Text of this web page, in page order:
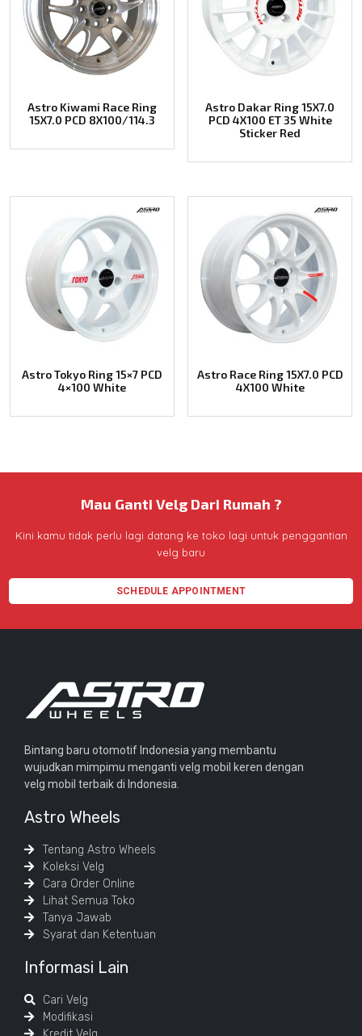
Astro Kiwami Race Ring
15X7.0 PCD 8X100/114.3
Astro Dakar Ring 15X7.0
PCD 4X100 ET 35 White
Sticker Red
Astro Tokyo Ring 15×7 PCD
4×100 White
Astro Race Ring 15X7.0 PCD
4X100 White
Mau Ganti Velg Dari Rumah ?
Kini kamu tidak perlu lagi datang ke toko lagi untuk penggantian
velg baru
SCHEDULE APPOINTMENT
Bintang baru otomotif Indonesia yang membantu
wujudkan mimpimu menganti velg mobil keren dengan
velg mobil terbaik di Indonesia.
Astro Wheels
Tentang Astro Wheels
Koleksi Velg
Cara Order Online
Lihat Semua Toko
Tanya Jawab
Syarat dan Ketentuan
Informasi Lain
Cari Velg
Modifikasi